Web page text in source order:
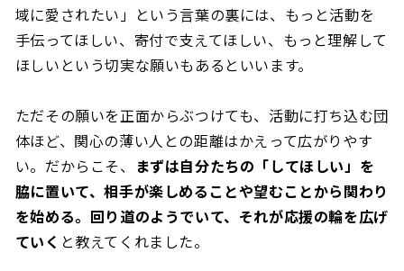
域に愛されたい」という言葉の裏には、もっと活動を
手伝ってほしい、寄付で支えてほしい、もっと理解して
ほしいという切実な願いもあるといいます。
ただその願いを正面からぶつけても、活動に打ち込む団
体ほど、関心の薄い人との距離はかえって広がりやす
い。だからこそ、
まずは自分たちの「してほしい」を
脇に置いて、相手が楽しめることや望むことから関わり
を始める。回り道のようでいて、それが応援の輪を広げ
ていく と教えてくれました。